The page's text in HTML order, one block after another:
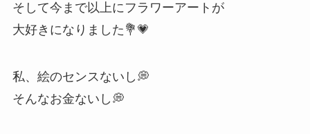
そして今まで以上にフラワーアートが
大好きになりました💐💗
私、絵のセンスないし💭
そんなお金ないし💭